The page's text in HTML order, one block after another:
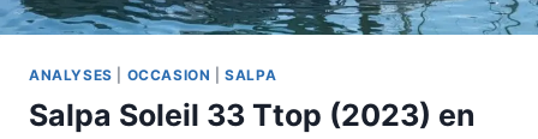
ANALYSES OCCASION |SALPA
Salpa Soleil 33 Ttop (2023) en